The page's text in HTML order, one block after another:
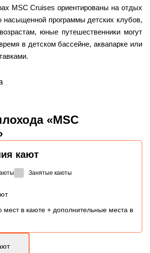
MSC Cruises ориентированы на отдых
программы детских клубов,
юные путешественники могут
в детском бассейне, аквапарке или
«MSC
кают
Занятые каюты
мест в каюте + дополнительные места в